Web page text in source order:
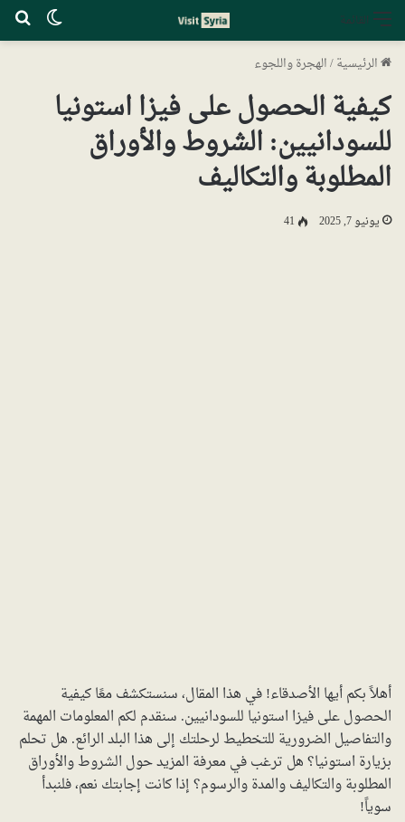
القائمة
الرئيسية/الهجرة واللجوء
كيفية الحصول على فيزا استونيا
للسودانيين: الشروط والأوراق
المطلوبة والتكاليف
يونيو 7, 2025 41
أهلاً بكم أيها الأصدقاء! في هذا المقال، سنستكشف معًا كيفية
الحصول على فيزا استونيا للسودانيين. سنقدم لكم المعلومات المهمة
والتفاصيل الضرورية للتخطيط لرحلتك إلى هذا البلد الرائع. هل تحلم
بزيارة استونيا؟ هل ترغب في معرفة المزيد حول الشروط والأوراق
المطلوبة والتكاليف والمدة والرسوم؟ إذا كانت إجابتك نعم، فلنبدأ
سوياً!